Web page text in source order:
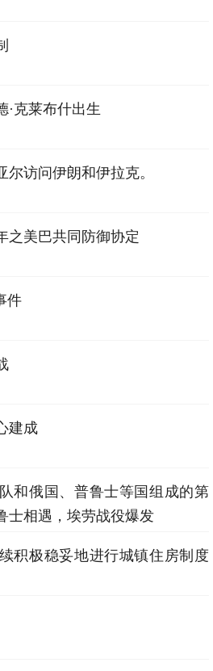
·克莱布什出生
访问伊朗和伊拉克。
之美巴共同防御协定
件
建成
和俄国、普鲁士等国组成的第
士相遇，埃劳战役爆发
积极稳妥地进行城镇住房制度